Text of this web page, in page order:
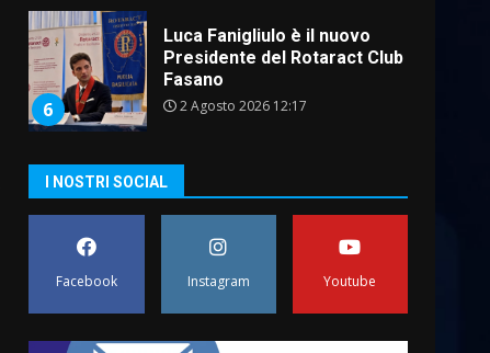
6
Luca Fanigliulo è il nuovo
Presidente del Rotaract Club
Fasano
2 Agosto 2026 12:17
Il Premio Internazionale
escluso dal campionato
I NOSTRI SOCIAL
Facebook Instagram Youtube